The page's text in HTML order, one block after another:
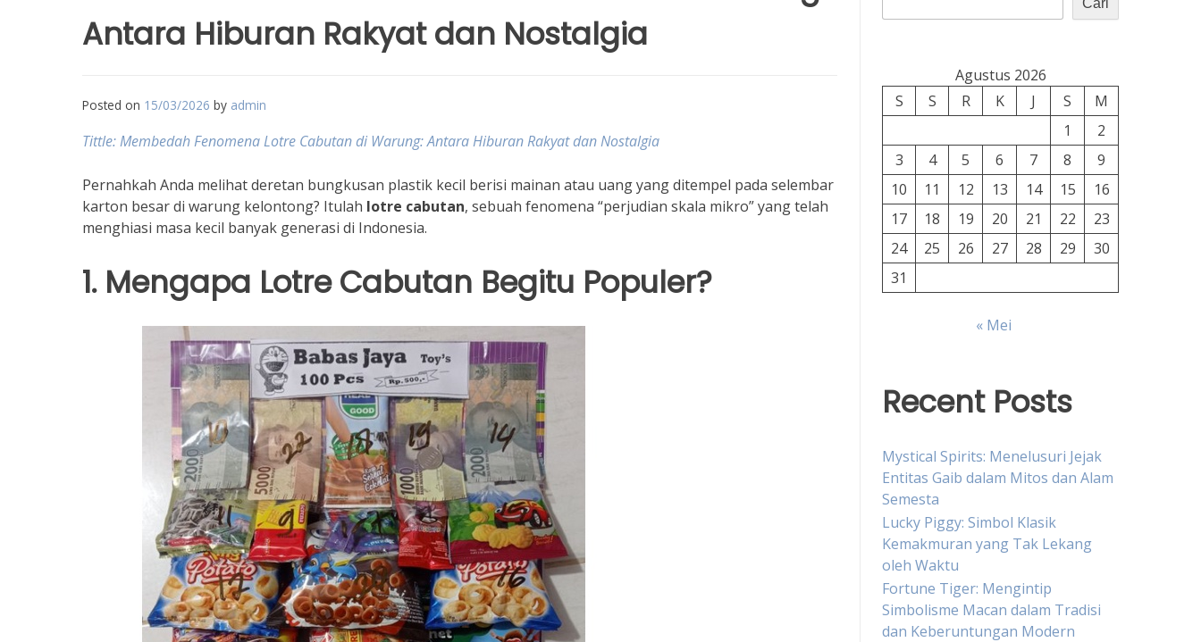
Antara Hiburan Rakyat dan Nostalgia
Posted on 15/03/2026 by admin
Tittle: Membedah Fenomena Lotre Cabutan di Warung: Antara Hiburan Rakyat dan Nostalgia
Pernahkah Anda melihat deretan bungkusan plastik kecil berisi mainan atau uang yang ditempel pada selembar
karton besar di warung kelontong? Itulah lotre cabutan, sebuah fenomena “perjudian skala mikro” yang telah
menghiasi masa kecil banyak generasi di Indonesia.
1. Mengapa Lotre Cabutan Begitu Populer?
Cari
Agustus 2026
S
S R K J S
M
1
2
3
4 5 6 7 8
9
10
11 12 13 14 15
16
17
18 19 20 21 22
23
24
25 26 27 28 29
30
31
« Mei
Recent Posts
Mystical Spirits: Menelusuri Jejak
Entitas Gaib dalam Mitos dan Alam
Semesta
Lucky Piggy: Simbol Klasik
Kemakmuran yang Tak Lekang
oleh Waktu
Fortune Tiger: Mengintip
Simbolisme Macan dalam Tradisi
dan Keberuntungan Modern